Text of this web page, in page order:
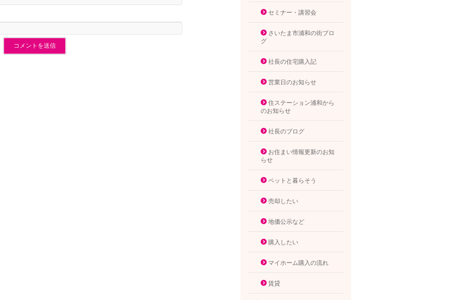
セミナー・講習会
さいたま市浦和の街ブロ
グ
社長の住宅購入記
営業日のお知らせ
住ステーション浦和から
のお知らせ
社長のブログ
お住まい情報更新のお知
らせ
ペットと暮らそう
売却したい
地価公示など
購入したい
マイホーム購入の流れ
賃貸